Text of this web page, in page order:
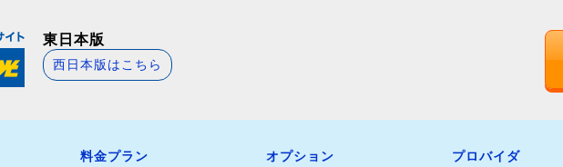
東日本版
西日本版はこちら
料金プラン オプション プロバイダ